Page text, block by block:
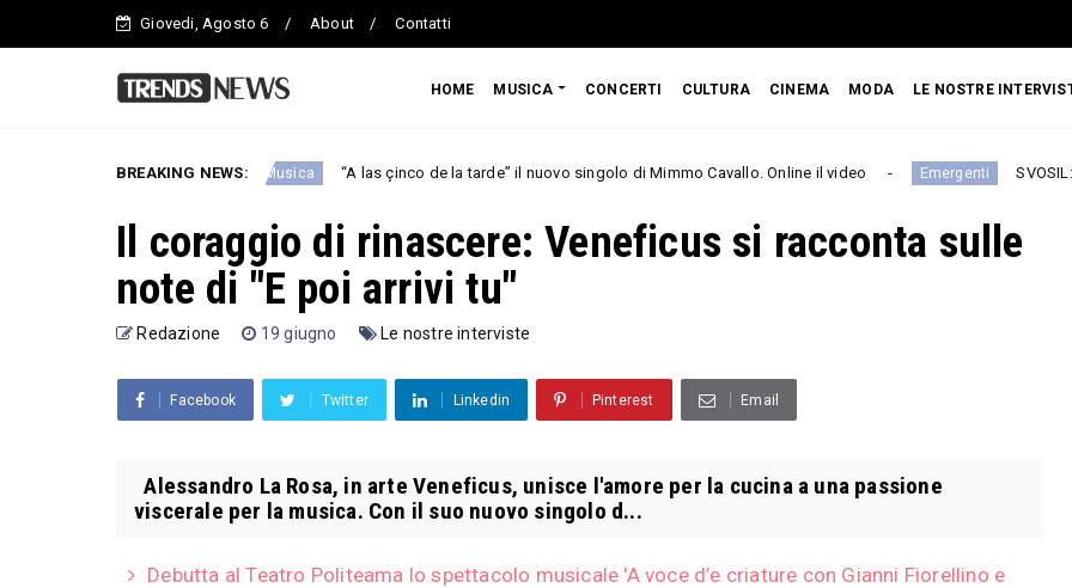
Giovedi, Agosto 6 About Contatti
HOME MUSICA CONCERTI CULTURA CINEMA MODA LE NOSTRE
BREAKING NEWS:
Musica “A las çinco de la tarde” il nuovo singolo di Mimmo Cavallo. Online il video Emergenti SVOSIL: il nuovo singolo
Il coraggio di rinascere: Veneficus si racconta sulle
note di "E poi arrivi tu"
Redazione 19 giugno Le nostre interviste
Facebook Twitter Linkedin Pinterest Email
Alessandro La Rosa, in arte Veneficus, unisce l'amore per la cucina a una passione
viscerale per la musica. Con il suo nuovo singolo d...
Debutta al Teatro Politeama lo spettacolo musicale 'A voce d’e criature con Gianni Fiorellino e